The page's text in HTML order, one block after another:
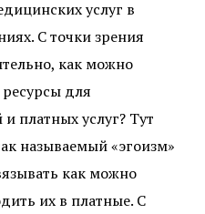
услуг в
С точки зрения
как можно
для
платных услуг? Тут
называемый «эгоизм»
как можно
их в платные. С